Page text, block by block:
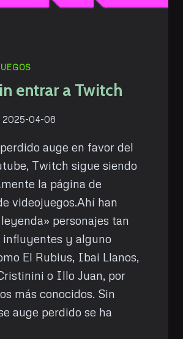
entrar a Twitch
2025-04-08
auge en favor del
Twitch sigue siendo
la página de
videojuegos.Ahí han
personajes tan
influyentes y alguno
El Rubius, Ibai Llanos,
o Illo Juan, por
más conocidos. Sin
auge perdido se ha